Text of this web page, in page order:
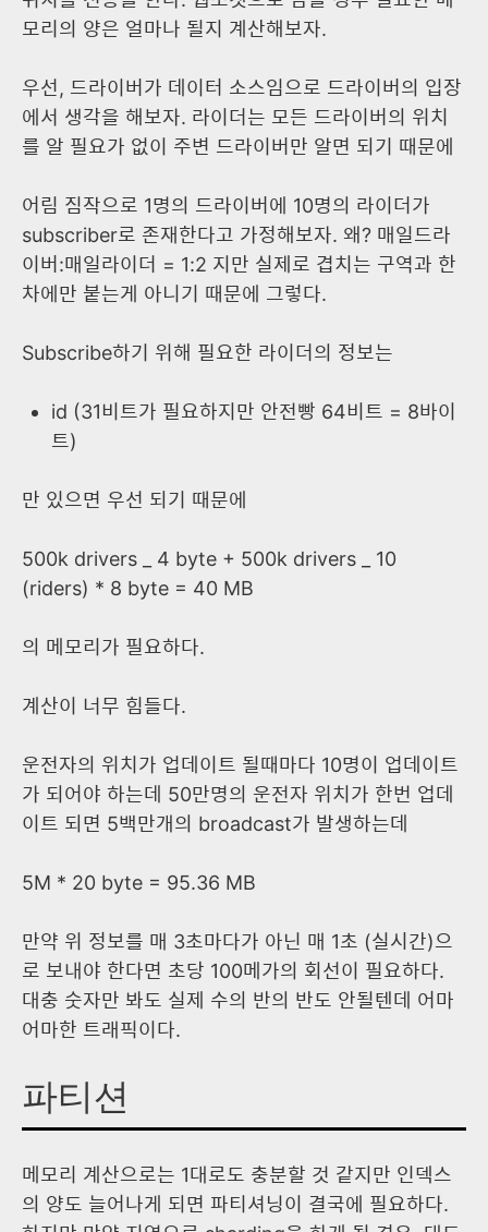
모리의 양은 얼마나 될지 계산해보자.
우선, 드라이버가 데이터 소스임으로 드라이버의 입장
에서 생각을 해보자. 라이더는 모든 드라이버의 위치
를 알 필요가 없이 주변 드라이버만 알면 되기 때문에
어림 짐작으로 1명의 드라이버에 10명의 라이더가
subscriber로 존재한다고 가정해보자. 왜? 매일드라
이버:매일라이더 = 1:2 지만 실제로 겹치는 구역과 한
차에만 붙는게 아니기 때문에 그렇다.
Subscribe하기 위해 필요한 라이더의 정보는
id (31비트가 필요하지만 안전빵 64비트 = 8바이
트)
만 있으면 우선 되기 때문에
500k drivers _ 4 byte + 500k drivers _ 10
(riders) * 8 byte = 40 MB
의 메모리가 필요하다.
계산이 너무 힘들다.
운전자의 위치가 업데이트 될때마다 10명이 업데이트
가 되어야 하는데 50만명의 운전자 위치가 한번 업데
이트 되면 5백만개의 broadcast가 발생하는데
5M * 20 byte = 95.36 MB
만약 위 정보를 매 3초마다가 아닌 매 1초 (실시간)으
로 보내야 한다면 초당 100메가의 회선이 필요하다.
대충 숫자만 봐도 실제 수의 반의 반도 안될텐데 어마
어마한 트래픽이다.
파티션
메모리 계산으로는 1대로도 충분할 것 같지만 인덱스
의 양도 늘어나게 되면 파티셔닝이 결국에 필요하다.